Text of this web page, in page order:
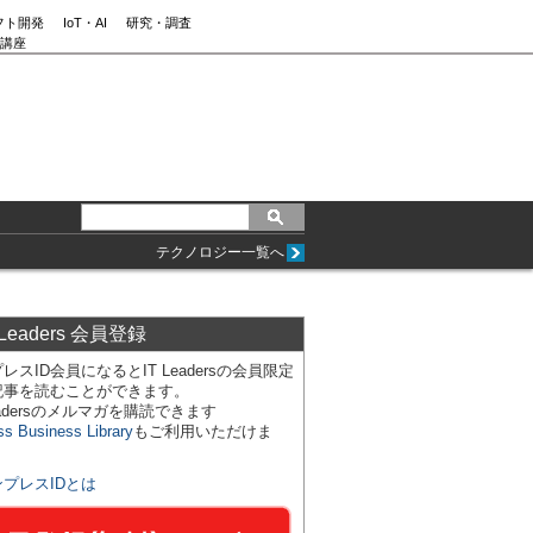
ト開発 IoT・AI
研究・調査
座
テクノロジー一覧へ
会員登録
スID会員になるとIT Leadersの会員限定
を読むことができます。
のメルマガを購読できます
Business Libraryもご利用いただけま
プレスIDとは